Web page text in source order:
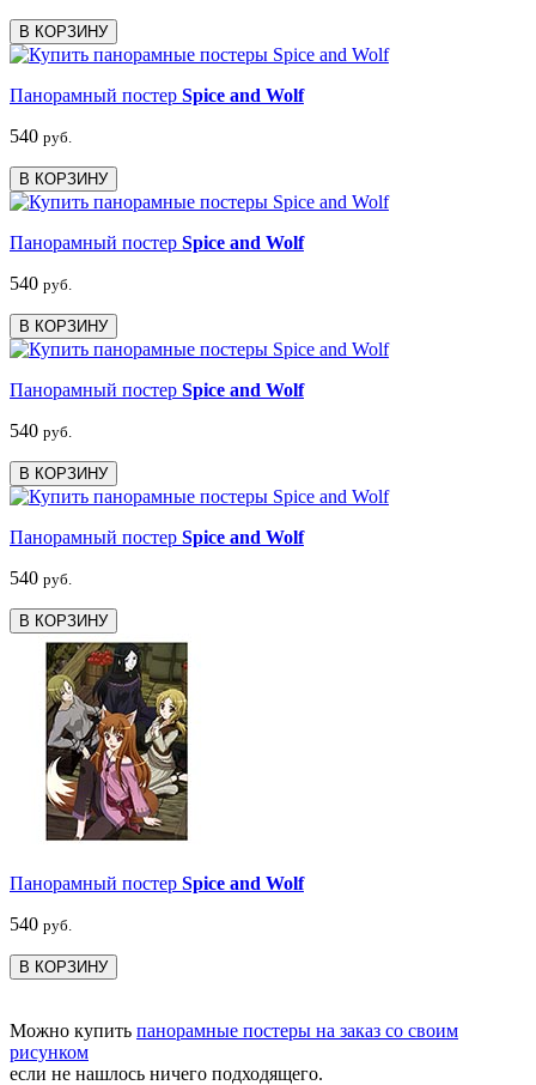
В КОРЗИНУ
Панорамный постер Spice and Wolf
540 руб.
В КОРЗИНУ
Панорамный постер Spice and Wolf
540 руб.
В КОРЗИНУ
Панорамный постер Spice and Wolf
540 руб.
В КОРЗИНУ
Панорамный постер Spice and Wolf
540 руб.
В КОРЗИНУ
Панорамный постер Spice and Wolf
540 руб.
В КОРЗИНУ
Можно купить панорамные постеры на заказ со своим
рисунком
если не нашлось ничего подходящего.